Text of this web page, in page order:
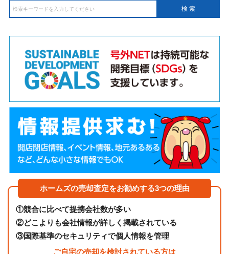
ホームズの売却査定をお勧めする3つの理由
①競合に比べて提携会社数が多い
②どこよりも会社情報が詳しく掲載されている
③国際基準のセキュリティで個人情報を管理
ご自宅の売却を検討されている方は